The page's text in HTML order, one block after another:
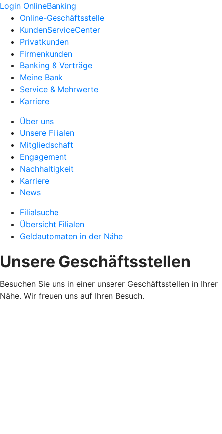
Login OnlineBanking
Online-Geschäftsstelle
KundenServiceCenter
Privatkunden
Firmenkunden
Banking & Verträge
Meine Bank
Service & Mehrwerte
Karriere
Über uns
Unsere Filialen
Mitgliedschaft
Engagement
Nachhaltigkeit
Karriere
News
Filialsuche
Übersicht Filialen
Geldautomaten in der Nähe
Unsere Geschäftsstellen
Besuchen Sie uns in einer unserer Geschäftsstellen in Ihrer
Nähe. Wir freuen uns auf Ihren Besuch.